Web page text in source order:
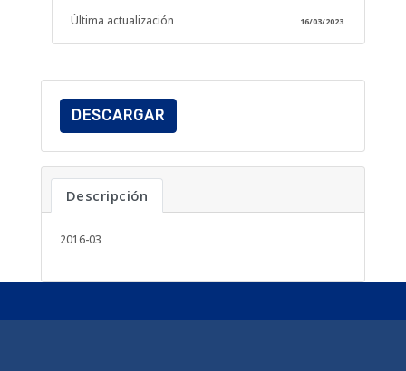
Última actualización 16/03/2023
DESCARGAR
Descripción
2016-03